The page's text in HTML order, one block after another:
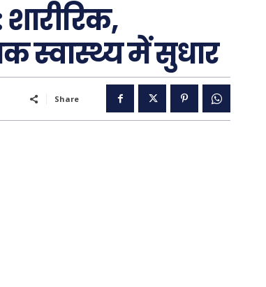
स्वास्थ्य में सुधार
Share